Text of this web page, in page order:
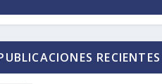
RECIENTES